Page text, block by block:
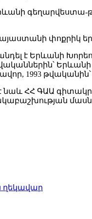
Երևանի
փոքրիկ
է Երևանի
թվականներին՝
1993
նաև ՀՀ ԳԱԱ
ղեկավար